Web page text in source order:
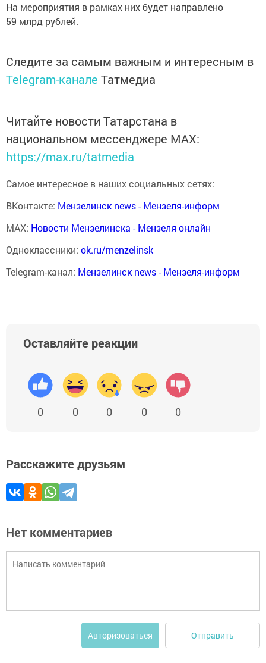
На мероприятия в рамках них будет направлено
59 млрд рублей.
Следите за самым важным и интересным в
Telegram-канале Татмедиа
Читайте новости Татарстана в
национальном мессенджере MАХ:
https://max.ru/tatmedia
Самое интересное в наших социальных сетях:
ВКонтакте: Мензелинск news - Мензеля-информ
MAX: Новости Мензелинска - Мензеля онлайн
Одноклассники: ok.ru/menzelinsk
Telegram-канал: Мензелинск news - Мензеля-информ
Оставляйте реакции
0 0 0 0 0
Расскажите друзьям
Нет комментариев
Авторизоваться Отправить